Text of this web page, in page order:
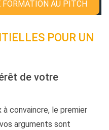
AU PITCH
POUR UN
de votre
à convaincre, le premier
arguments sont